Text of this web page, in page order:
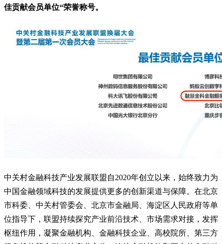
佳贡献会员单位“荣誉称号。
中关村金融科技产业发展联盟自2020年创立以来，始终致力为
中国金融领域科技的发展提供更多的创新渠道与保障。在北京
市科委、中关村管委会、北京市金融局、海淀区人民政府等单
位指导下，联盟持续探究产业前沿技术、市场需求对接，发挥
枢纽作用，凝聚金融机构、金融科技企业、高校院所、第三方